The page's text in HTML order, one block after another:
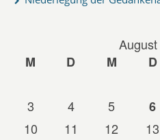
M
D M D
3
4 5 6
10
11 12 13